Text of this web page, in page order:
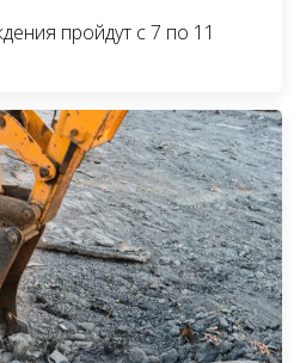
пройдут с 7 по 11